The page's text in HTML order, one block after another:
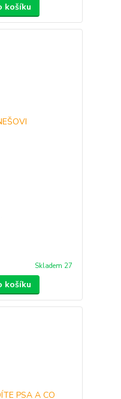
košíku
Skladem 27
košíku